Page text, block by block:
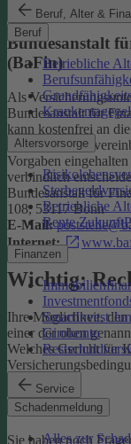
Beruf, Alter &
Beruf
Betriebliche
Altersvorsorge
Betriebliche
Rente
Finanzen
SmartInvest
Girokonto
Service
Schadenmeldung
Alles zur
Internet:
Bundesanstalt
(BaFin)
Als
Bundesanstalt für
kann kostenfrei an
Versicherer die
Vorgaben
verbindlich
Bundesanstalt für
108, 53117 Bonn
E-Mail:
Internet:
Wichtig:
Ihre Möglichkeit, den
einer der oben
Welches Gericht für
Kontakt
Sie haben noch